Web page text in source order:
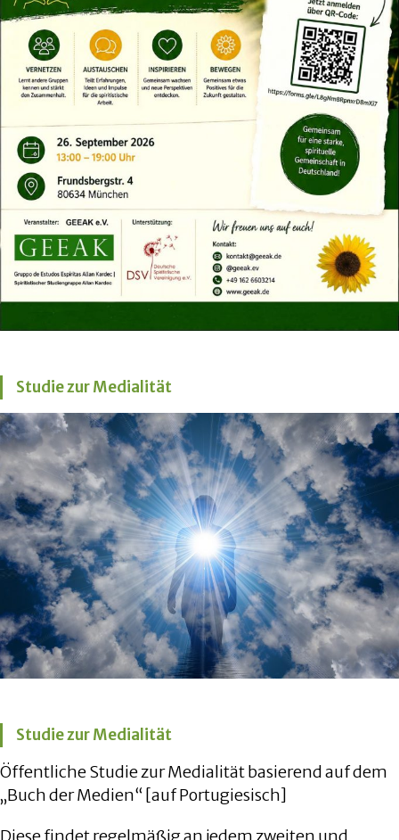
Studie zur Medialität
Studie zur Medialität
Öffentliche Studie zur Medialität basierend auf dem
„Buch der Medien“ [auf Portugiesisch]